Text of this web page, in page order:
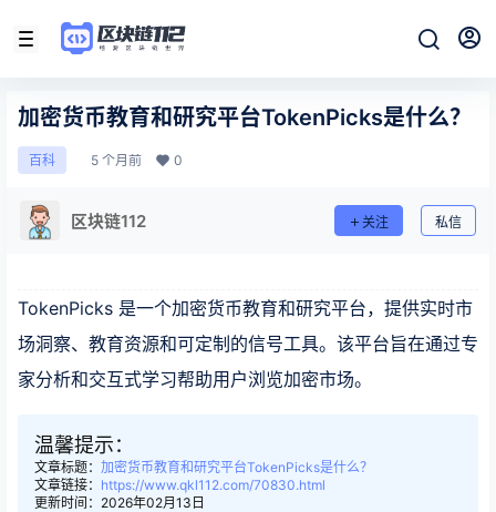
加密货币教育和研究平台TokenPicks是什么？
百科 5 个月前 0
区块链112 关注 私信
TokenPicks 是一个加密货币教育和研究平台，提供实时市
场洞察、教育资源和可定制的信号工具。该平台旨在通过专
家分析和交互式学习帮助用户浏览加密市场。
温馨提示：
文章标题： 加密货币教育和研究平台TokenPicks是什么？
文章链接： https://www.qkl112.com/70830.html
更新时间：2026年02月13日